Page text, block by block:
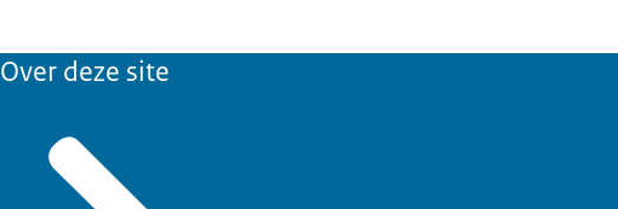
Over deze site